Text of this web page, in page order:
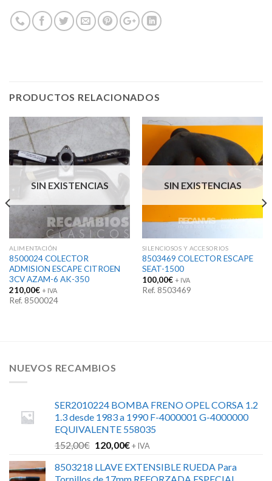
PRODUCTOS RELACIONADOS
SIN EXISTENCIAS
ALIMENTACIÓN
8500024 COLECTOR
ADMISION ESCAPE CITROEN
3CV AZAM-6 AK-350
210,00€ + IVA
Ref. 8500024
SIN EXISTENCIAS
SILENCIOSOS Y ACCESORIOS
8503469 COLECTOR ESCAPE
SEAT-1500
100,00€ + IVA
Ref. 8503469
NUEVOS RECAMBIOS
SER2010224 BOMBA FRENO OPEL CORSA 1.2
1.3 desde 1983 a 1990 F-4000001 G-4000000
EQUIVALENTE 558035
152,00€ El
original
120,00€El
actual
+ IVA
8503218 LLAVE EXTENSIBLE RUEDA Para